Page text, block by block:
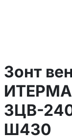
Зонт
ИТЕРМА
ЗЦВ-
Ш430